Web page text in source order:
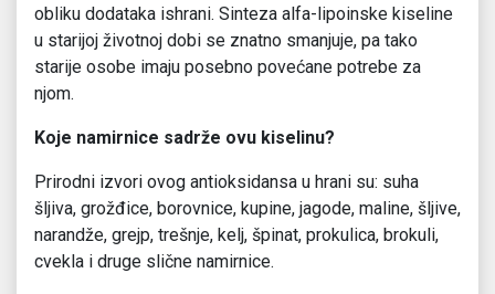
obliku dodataka ishrani. Sinteza alfa-lipoinske kiseline
u starijoj životnoj dobi se znatno smanjuje, pa tako
starije osobe imaju posebno povećane potrebe za
njom.
Koje namirnice sadrže ovu kiselinu?
Prirodni izvori ovog antioksidansa u hrani su: suha
šljiva, grožđice, borovnice, kupine, jagode, maline, šljive,
narandže, grejp, trešnje, kelj, špinat, prokulica, brokuli,
cvekla i druge slične namirnice.